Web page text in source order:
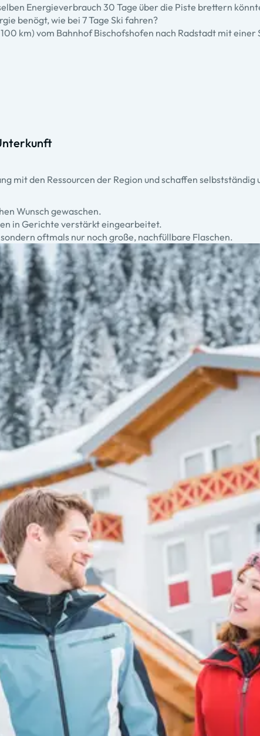
Energieverbrauch 30 Tage über die Piste brettern
benögt, wie bei 7 Tage Ski fahren?
km) vom Bahnhof Bischofshofen nach Radstadt mit
mit den Ressourcen der Region und schaffen
Wunsch gewaschen.
in Gerichte verstärkt eingearbeitet.
oftmals nur noch große, nachfüllbare Flaschen.